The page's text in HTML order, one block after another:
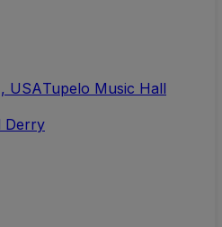
USATupelo Music Hall
Derry